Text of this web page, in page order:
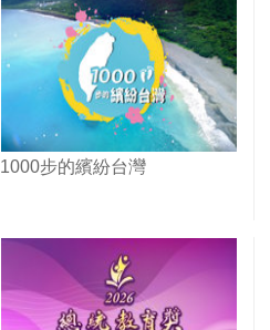
1000步的繽紛台灣